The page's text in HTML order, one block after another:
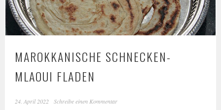
MAROKKANISCHE SCHNECKEN-
MLAOUI FLADEN
24. April 2022 Schreibe einen Kommentar